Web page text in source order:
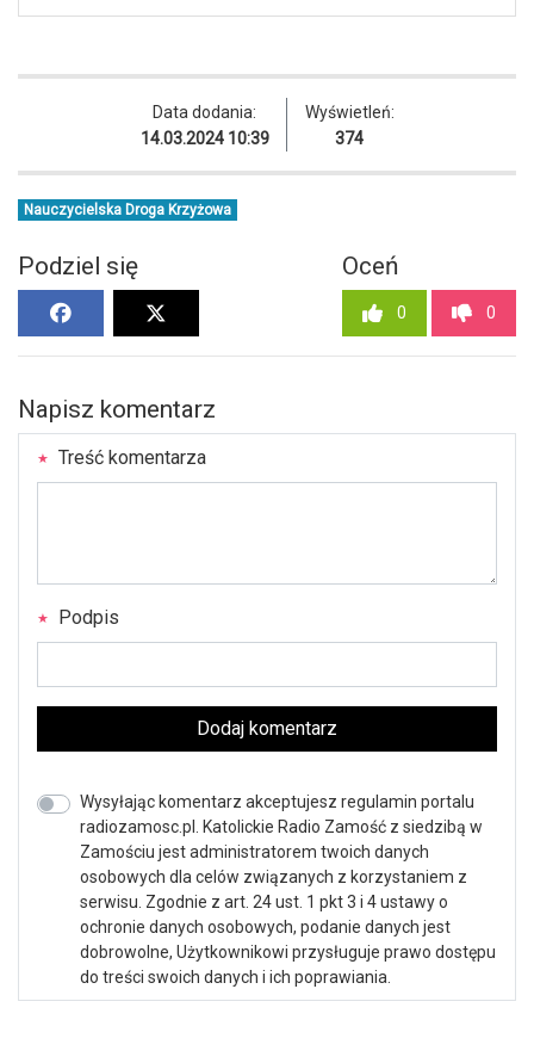
Data dodania:
14.03.2024 10:39
Wyświetleń:
374
Nauczycielska Droga Krzyżowa
Podziel się Oceń
0 0
Napisz komentarz
Treść komentarza
Podpis
Dodaj komentarz
Wysyłając komentarz akceptujesz regulamin portalu
radiozamosc.pl. Katolickie Radio Zamość z siedzibą w
Zamościu jest administratorem twoich danych
osobowych dla celów związanych z korzystaniem z
serwisu. Zgodnie z art. 24 ust. 1 pkt 3 i 4 ustawy o
ochronie danych osobowych, podanie danych jest
dobrowolne, Użytkownikowi przysługuje prawo dostępu
do treści swoich danych i ich poprawiania.